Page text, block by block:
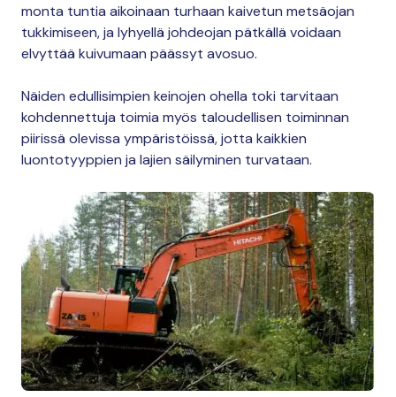
monta tuntia aikoinaan turhaan kaivetun metsäojan
tukkimiseen, ja lyhyellä johdeojan pätkällä voidaan
elvyttää kuivumaan päässyt avosuo.
Näiden edullisimpien keinojen ohella toki tarvitaan
kohdennettuja toimia myös taloudellisen toiminnan
piirissä olevissa ympäristöissä, jotta kaikkien
luontotyyppien ja lajien säilyminen turvataan.